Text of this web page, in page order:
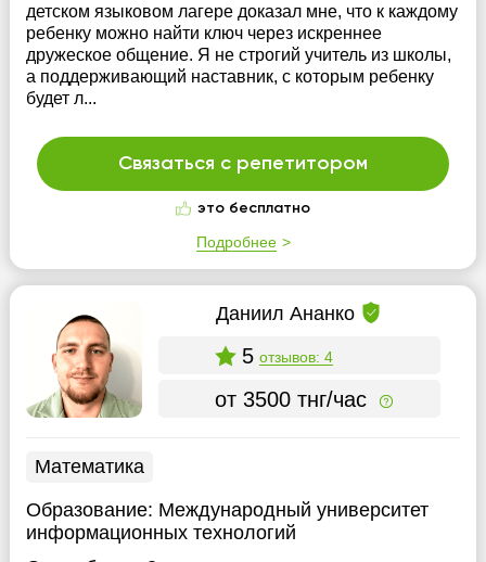
детском языковом лагере доказал мне, что к каждому
ребенку можно найти ключ через искреннее
дружеское общение. Я не строгий учитель из школы,
а поддерживающий наставник, с которым ребенку
будет л...
Связаться с репетитором
это бесплатно
Подробнее
Даниил Ананко
5 отзывов: 4
от 3500 тнг/час
Математика
Образование: Международный университет
информационных технологий